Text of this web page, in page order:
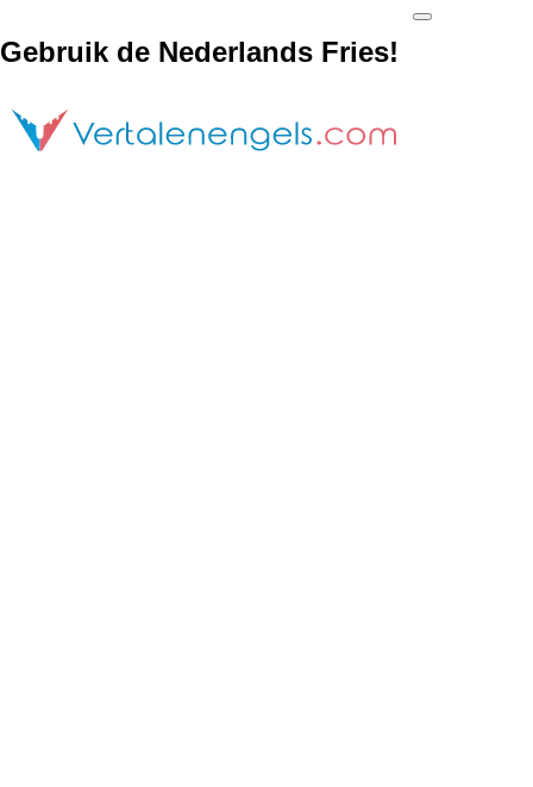
Gebruik de Nederlands Fries!